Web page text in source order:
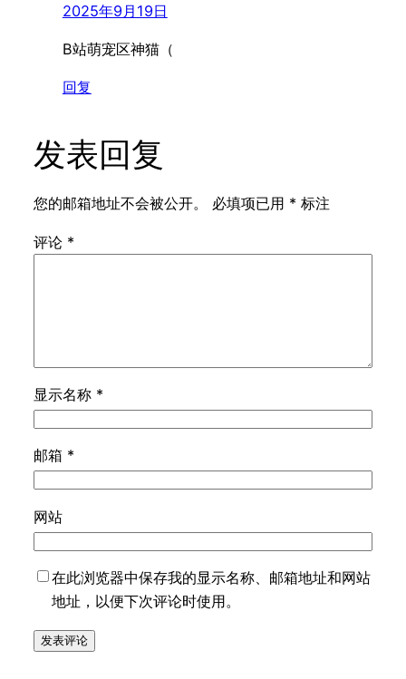
2025年9月19日
B站萌宠区神猫（
回复
发表回复
您的邮箱地址不会被公开。 必填项已用 * 标注
评论 *
显示名称 *
邮箱 *
网站
在此浏览器中保存我的显示名称、邮箱地址和网站
地址，以便下次评论时使用。